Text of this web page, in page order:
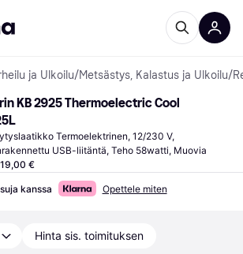
ja Ulkoilu/Metsästys, Kalastus ja Ulkoilu/
KB 2925 Thermoelectric Cool
Termoelektrinen, 12/230 V,
USB-liitäntä, Teho 58watti, Muovia
€
kanssa Opettele miten
Hinta sis. toimituksen